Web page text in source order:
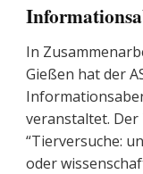
In
Gießen hat der
veranstaltet. Der
“Tierversuche:
oder